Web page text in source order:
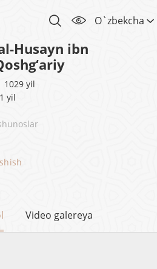
O`zbekcha
Husayn ibn
1029 yil
yil
Video galereya